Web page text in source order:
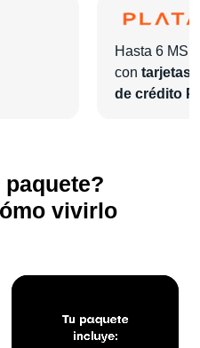
Hasta 6 MSI
con tarjetas
de crédito
vivirlo